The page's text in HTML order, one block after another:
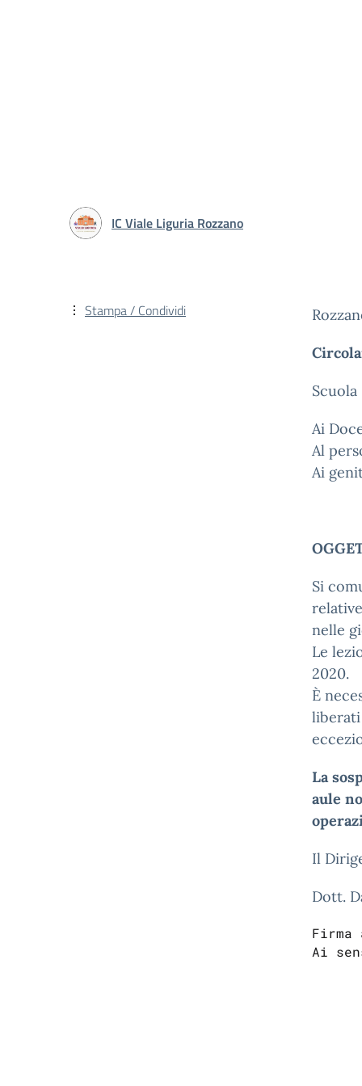
IC Viale Liguria Rozzano
Ai
Al
Ai
Si
nelle
Le
2020.
È
liberati
La
aule
Il
Dott.
Firma
Ai
Stampa / Condividi